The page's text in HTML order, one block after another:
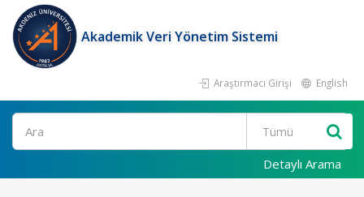
Akademik Veri Yönetim Sistemi
Araştırmacı Girişi English
Ara
Detaylı Arama